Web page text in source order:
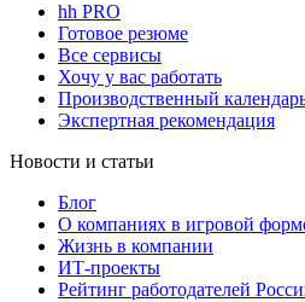
hh PRO
Готовое резюме
Все сервисы
Хочу у вас работать
Производственный
Экспертная рекомендация
Новости и статьи
Блог
О компаниях в игровой
Жизнь в компании
ИТ-проекты
Рейтинг работодателей